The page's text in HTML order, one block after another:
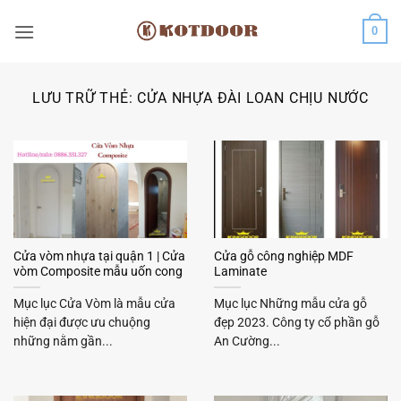
qua
0
LƯU TRỮ THẺ: CỬA NHỰA ĐÀI LOAN CHỊU NƯỚC
Cửa vòm nhựa tại quận 1 | Cửa
vòm Composite mẫu uốn cong
Mục lục Cửa Vòm là mẫu cửa
hiện đại được ưu chuộng
những nằm gần...
Cửa gỗ công nghiệp MDF
Laminate
Mục lục Những mẫu cửa gỗ
đẹp 2023. Công ty cổ phần gỗ
An Cường...